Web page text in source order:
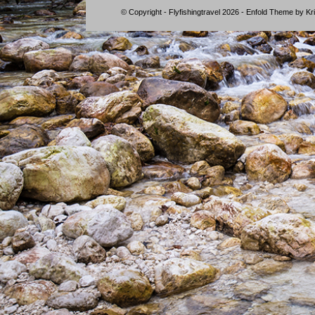
© Copyright - Flyfishingtravel 2026 - Enfold Theme by